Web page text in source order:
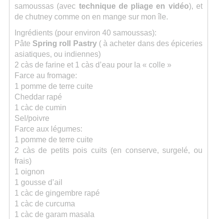
samoussas (avec technique de pliage en vidéo), et
de chutney comme on en mange sur mon île.
Ingrédients (pour environ 40 samoussas):
Pâte Spring roll Pastry( à acheter dans des épiceries
asiatiques, ou indiennes)
2 càs de farine et 1 càs d’eau pour la « colle »
Farce au fromage:
1 pomme de terre cuite
Cheddar rapé
1 càc de cumin
Sel/poivre
Farce aux légumes:
1 pomme de terre cuite
2 càs de petits pois cuits (en conserve, surgelé, ou
frais)
1 oignon
1 gousse d’ail
1 càc de gingembre rapé
1 càc de curcuma
1 càc de garam masala